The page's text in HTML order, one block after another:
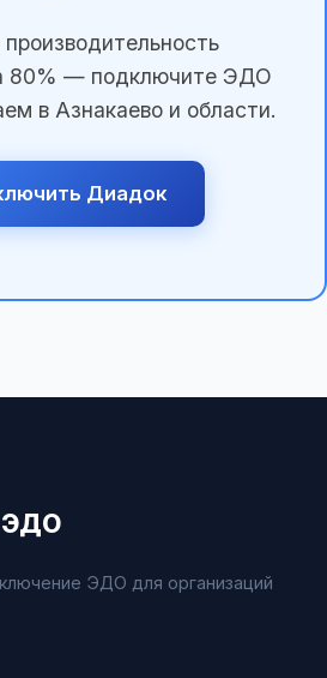
80% — подключите ЭДО
в Азнакаево и области.
Диадок
ЭДО
ЭДО для организаций